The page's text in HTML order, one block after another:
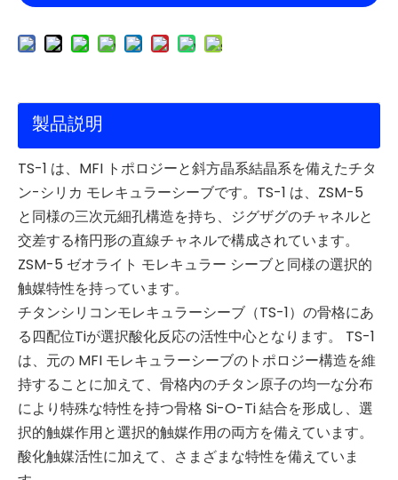
製品説明
TS-1 は、MFI トポロジーと斜方晶系結晶系を備えたチタ
ン-シリカ モレキュラーシーブです。TS-1 は、ZSM-5
と同様の三次元細孔構造を持ち、ジグザグのチャネルと
交差する楕円形の直線チャネルで構成されています。
ZSM-5 ゼオライト モレキュラー シーブと同様の選択的
触媒特性を持っています。
チタンシリコンモレキュラーシーブ（TS-1）の骨格にあ
る四配位Tiが選択酸化反応の活性中心となります。 TS-1
は、元の MFI モレキュラーシーブのトポロジー構造を維
持することに加えて、骨格内のチタン原子の均一な分布
により特殊な特性を持つ骨格 Si-O-Ti 結合を形成し、選
択的触媒作用と選択的触媒作用の両方を備えています。
酸化触媒活性に加えて、さまざまな特性を備えていま